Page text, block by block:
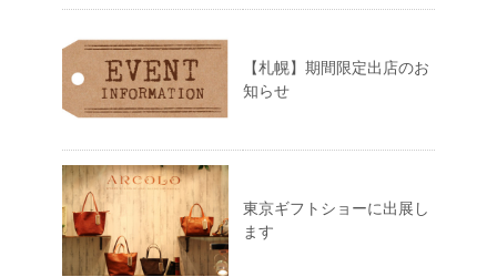
【札幌】期間限定出店のお
知らせ
東京ギフトショーに出展し
ます